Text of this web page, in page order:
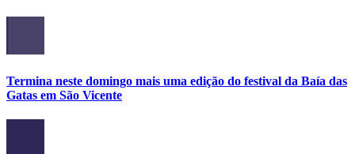
Termina neste domingo mais uma edição do festival da Baía das
Gatas em São Vicente